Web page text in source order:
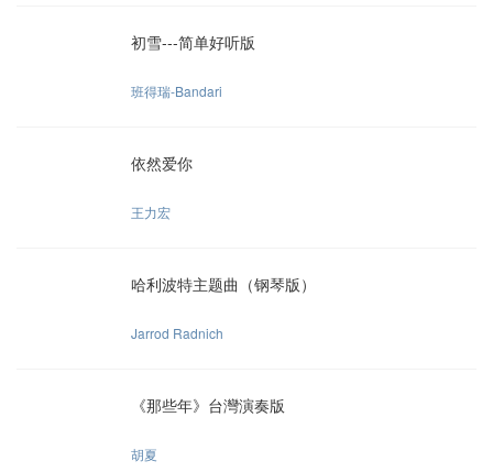
初雪---简单好听版
班得瑞-Bandari
依然爱你
王力宏
哈利波特主题曲（钢琴版）
Jarrod Radnich
《那些年》台灣演奏版
胡夏